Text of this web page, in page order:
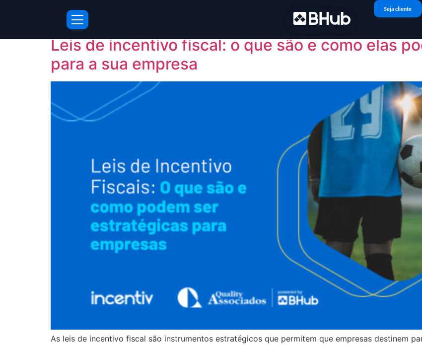
Seja cliente
Dia:
Leis de incentivo fiscal: o que são e como elas
para a sua empresa
As leis de incentivo fiscal são instrumentos estratégicos que permitem que empresas destinem